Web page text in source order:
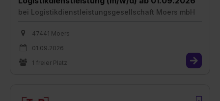
bei Logistikdienstleistungsgesellschaft Moers mbH
47441 Moers
01.09.2026
1 freier Platz